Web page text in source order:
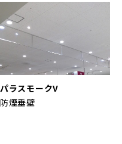
パラスモークV
防煙垂壁